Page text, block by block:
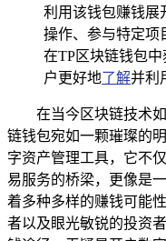
利用该钱包赚钱展
操作、参与特定项
在TP区块链钱包
户更好地了解并利
在当今区块链技术
链钱包宛如一颗璀璨的
字资产管理工具，它不
易服务的桥梁，更像是
着多种多样的赚钱可能
者以及眼光敏锐的投资